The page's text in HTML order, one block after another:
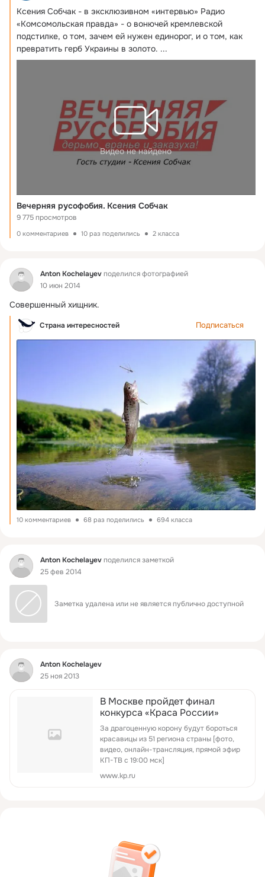
Ксения Собчак - в эксклюзивном «интервью» Радио
«Комсомольская правда» - о вонючей кремлевской
подстилке, о том, зачем ей нужен единорог, и о том, как
превратить герб Украины в золото. ...
Видео не найдено
Вечерняя русофобия. Ксения Собчак
9 775 просмотров
0 комментариев 10 раз поделились 2 класса
Фид Anton Kochelayevподелился фотографией
10 июн 2014
Совершенный хищник.
Страна интересностей Подписаться
10 комментариев 68 раз поделились 694 класса
Фид Anton Kochelayevподелился заметкой
25 фев 2014
Заметка удалена или не является публично доступной
Фид
Anton Kochelayev
25 ноя 2013
В Москве пройдет финал
конкурса «Краса России»
За драгоценную корону будут бороться
красавицы из 51 региона страны [фото,
видео, онлайн-трансляция, прямой эфир
КП-ТВ с 19:00 мск]
www.kp.ru